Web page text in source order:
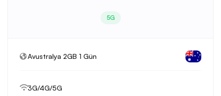
5G
Avustralya 2GB 1 Gün
3G/4G/5G